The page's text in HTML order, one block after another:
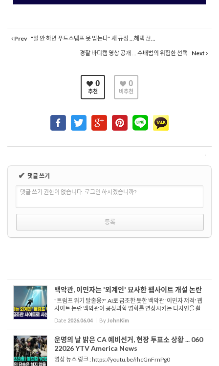
Prev "일 안 하면 푸드스탬프 못 받는다" 새 규정 …혜택 끊...
경찰 바디캠 영상 공개 … 수배범의 위험한 선택
Next
0
추천
0
비추천
✔ 댓글 쓰기
댓글 쓰기 권한이 없습니다. 로그인 하시겠습니까?
백악관, 이민자는 '외계인' 묘사한 웹사이트 개설 논란
"트럼프 위기 탈출용?" AI로 급조한 듯한 백악관 '이민자 저격' 웹
사이트 논란 백악관이 공상과학 영화를 연상시키는 디자인을 활
용해 서류미비 이민자를 '에일리언', 외계인으로 노골적으로 묘사
하는 새로운 공식 웹사이트를 개설해 논란이 ...
Date 2026.06.04 By JohnKim
운명의 날 밝은 CA 예비선거, 현장 투표소 상황 ... 060
22026 YTV America News
영상 뉴스 링크 : https://youtu.be/rhcGnFrnPg0